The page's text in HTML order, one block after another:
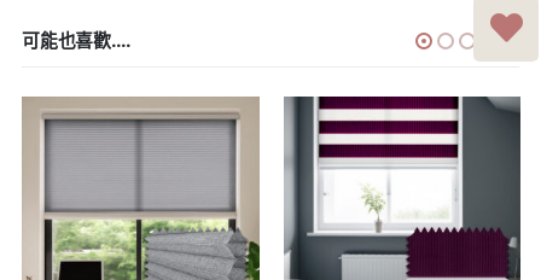
可能也喜歡....